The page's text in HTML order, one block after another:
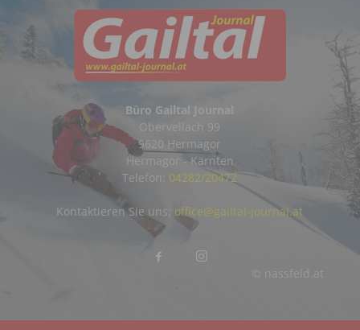
Büro Gailtal Journal
Obervellach 99
9620 Hermagor
Hermagor - Kärnten
Telefon: 04282/20472
© nassfeld.at
Kontaktieren Sie uns: office@gailtal-journal.at